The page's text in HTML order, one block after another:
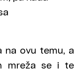
na ovu temu, a
mreža se i te